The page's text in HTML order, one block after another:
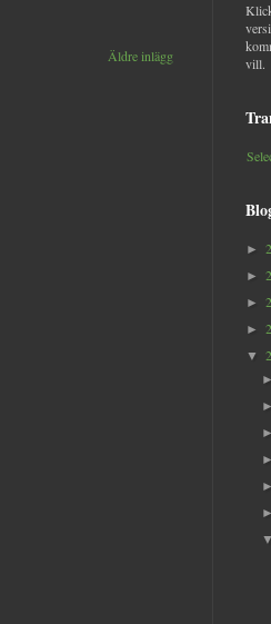
Äldre inlägg
vill.
►
►
►
►
▼